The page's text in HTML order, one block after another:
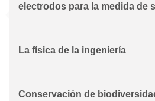
electrodos para la medida de
La física de la ingeniería
Conservación de